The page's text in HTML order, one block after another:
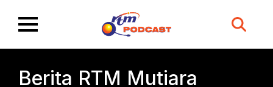
Search
Berita RTM Mutiara